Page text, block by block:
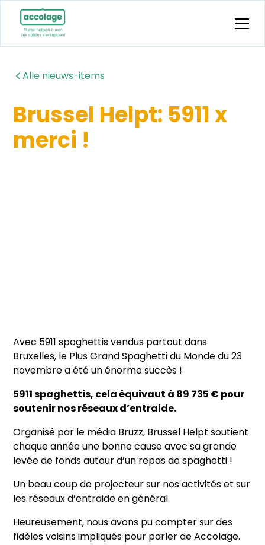
Alle nieuws-items
Brussel Helpt: 5911 x
merci !
Avec 5911 spaghettis vendus partout dans
Bruxelles, le Plus Grand Spaghetti du Monde du 23
novembre a été un énorme succès !
5911 spaghettis, cela équivaut à 89 735 € pour
soutenir nos réseaux d’entraide.
Organisé par le média Bruzz, Brussel Helpt soutient
chaque année une bonne cause avec sa grande
levée de fonds autour d’un repas de spaghetti !
Un beau coup de projecteur sur nos activités et sur
les réseaux d’entraide en général.
Heureusement, nous avons pu compter sur des
fidèles voisins impliqués pour parler de Accolage.